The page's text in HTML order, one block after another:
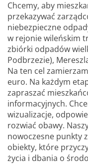
Chcemy, aby
przekazywać
niebezpieczne
w rejonie wileńskim
zbiórki odpadów
Podbrzezie),
Na ten cel
euro. Na każdym
zapraszać
informacyjnych.
wizualizacje,
rozwiać obawy.
nowoczesne punkty
obiekty, które
życia i dbania o